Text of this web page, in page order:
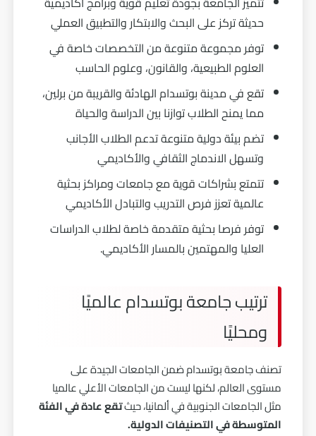
حديثة تركز على البحث والابتكار والتطبيق العملي
توفر مجموعة متنوعة من التخصصات خاصة في
العلوم الطبيعية، والقانون، وعلوم الحاسب
تقع في مدينة بوتسدام الهادئة والقريبة من برلين،
مما يمنح الطلاب توازنا بين الدراسة والحياة
تضم بيئة دولية متنوعة تدعم الطلاب الأجانب
وتسهل الاندماج الثقافي والأكاديمي
تتمتع بشراكات قوية مع جامعات ومراكز بحثية
عالمية تعزز فرص التدريب والتبادل الأكاديمي
توفر فرصا بحثية متقدمة خاصة لطلاب الدراسات
العليا والمهتمين بالمسار الأكاديمي.
ترتيب جامعة بوتسدام عالميًا
ومحليًا
تصنف جامعة بوتسدام ضمن الجامعات الجيدة على
مستوى العالم، لكنها ليست من الجامعات الأعلي عالميا
مثل الجامعات الجنوبية في ألمانيا، حيثتقع عادة في الفئة
المتوسطة في التصنيفات الدولية.